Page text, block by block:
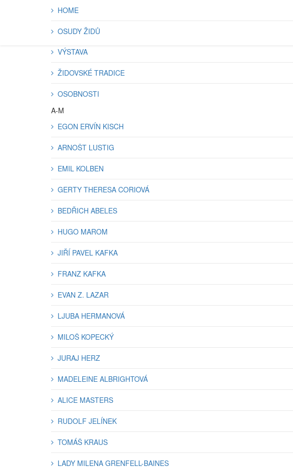
HOME
OSUDY ŽIDŮ
VÝSTAVA
ŽIDOVSKÉ TRADICE
OSOBNOSTI
A-M
EGON ERVÍN KISCH
ARNOŠT LUSTIG
EMIL KOLBEN
GERTY THERESA CORIOVÁ
BEDŘICH ABELES
HUGO MAROM
JIŘÍ PAVEL KAFKA
FRANZ KAFKA
EVAN Z. LAZAR
LJUBA HERMANOVÁ
MILOŠ KOPECKÝ
JURAJ HERZ
MADELEINE ALBRIGHTOVÁ
ALICE MASTERS
RUDOLF JELÍNEK
TOMÁŠ KRAUS
LADY MILENA GRENFELL-BAINES